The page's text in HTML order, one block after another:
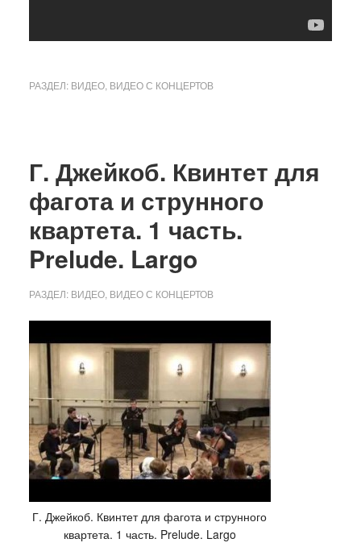
РАЗДЕЛ: ВИДЕО, ВИДЕО С КОНЦЕРТОВ
Г. Джейкоб. Квинтет для
фагота и струнного
квартета. 1 часть.
Prelude. Largo
РАЗДЕЛ: ВИДЕО, ВИДЕО С КОНЦЕРТОВ
Г. Джейкоб. Квинтет для фагота и струнного
квартета. 1 часть. Prelude. Largo